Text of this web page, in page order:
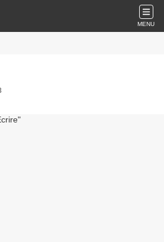
MENU